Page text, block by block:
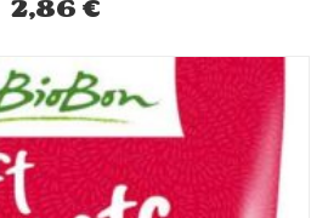
2,86 €